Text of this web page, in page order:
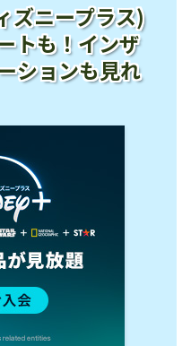
ズニープラス)
トも！インザ
ションも見れ